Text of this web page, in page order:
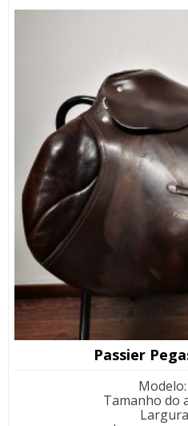
Passier
Modelo:
Tamanho do
Largura